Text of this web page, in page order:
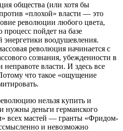
общества (или хотя бы
«плохой» власти — это
революции любого цвета,
процесс пойдет на базе
энергетики воодушевления.
революция начинается с
сознания, убежденности в
власти. И здесь все
что такое «ощущение
нельзя купить и
нужны деньги германского
всех мастей — гранты «Фридом-
и невозможно